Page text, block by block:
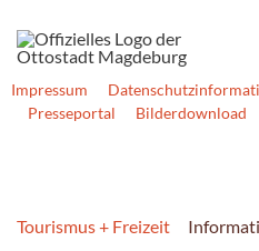
Impressum
Presseportal
Bilderdownload
Tourismus + Freizeit